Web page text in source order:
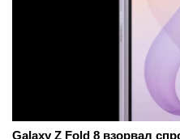
Galaxy Z Fold 8 взорвал